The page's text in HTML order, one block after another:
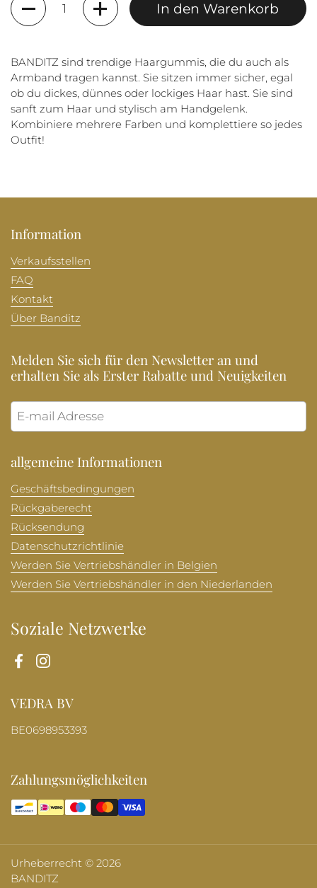
In den Warenkorb
BANDITZ sind trendige Haargummis, die du auch als
Armband tragen kannst. Sie sitzen immer sicher, egal
ob du dickes, dünnes oder lockiges Haar hast. Sie sind
sanft zum Haar und stylisch am Handgelenk.
Kombiniere mehrere Farben und komplettiere so jedes
Outfit!
Information
Verkaufsstellen
FAQ
Kontakt
Über Banditz
Melden Sie sich für den Newsletter an und
erhalten Sie als Erster Rabatte und Neuigkeiten
allgemeine Informationen
Geschäftsbedingungen
Rückgaberecht
Rücksendung
Datenschutzrichtlinie
Werden Sie Vertriebshändler in Belgien
Werden Sie Vertriebshändler in den Niederlanden
Soziale Netzwerke
FacebookInstagram
VEDRA BV
BE0698953393
Zahlungsmöglichkeiten
Urheberrecht © 2026
BANDITZ